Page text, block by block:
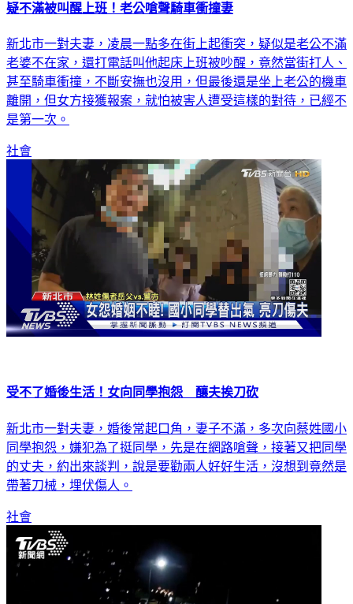
疑不滿被叫醒上班！老公嗆聲騎車衝撞妻
新北市一對夫妻，凌晨一點多在街上起衝突，疑似是老公不滿
老婆不在家，還打電話叫他起床上班被吵醒，竟然當街打人、
甚至騎車衝撞，不斷安撫也沒用，但最後還是坐上老公的機車
離開，但女方接獲報案，就怕被害人遭受這樣的對待，已經不
是第一次。
社會
受不了婚後生活！女向同學抱怨 釀夫挨刀砍
新北市一對夫妻，婚後常起口角，妻子不滿，多次向蔡姓國小
同學抱怨，嫌犯為了挺同學，先是在網路嗆聲，接著又把同學
的丈夫，約出來談判，說是要勸兩人好好生活，沒想到竟然是
帶著刀械，埋伏傷人。
社會